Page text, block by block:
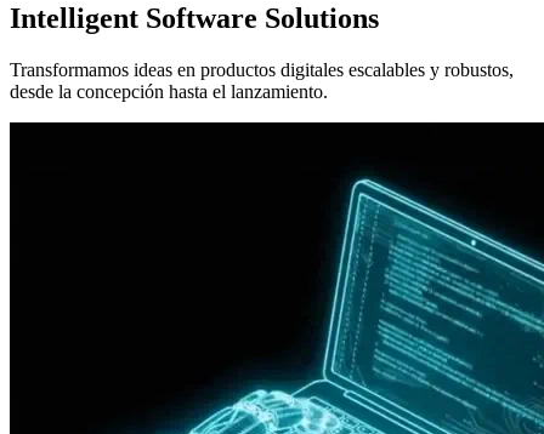
Intelligent Software Solutions
Transformamos ideas en productos digitales escalables y robustos,
desde la concepción hasta el lanzamiento.